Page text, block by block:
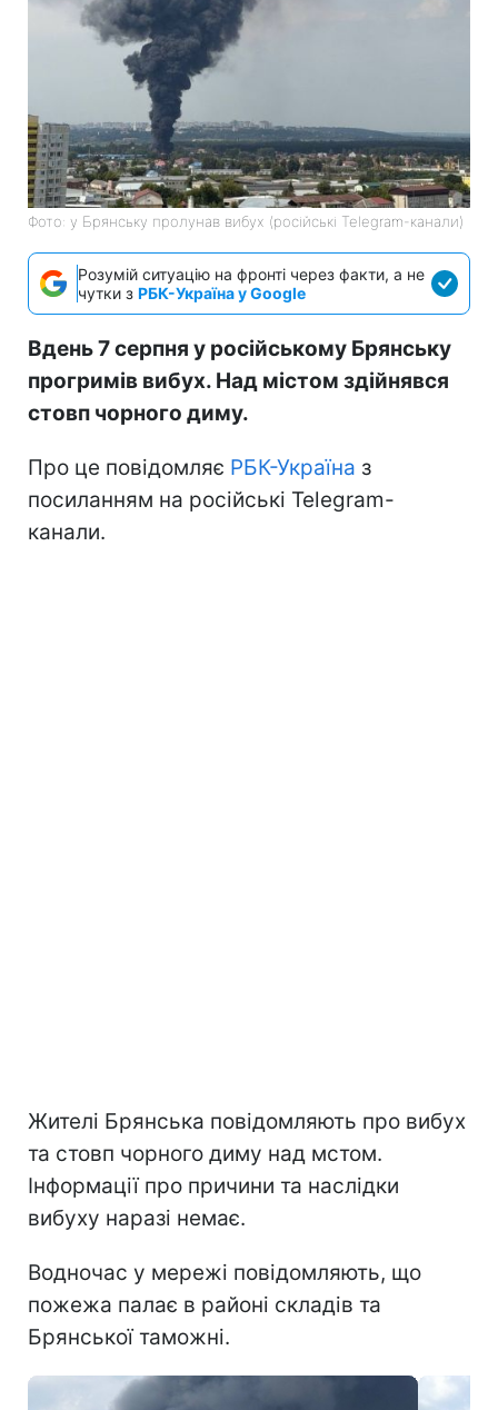
Фото: у Брянську пролунав вибух (російські Telegram-канали)
Розумій ситуацію на фронті через факти, а не
чутки з РБК-Україна у Google
Вдень 7 серпня у російському Брянську
прогримів вибух. Над містом здійнявся
стовп чорного диму.
Про це повідомляє РБК-Україна з
посиланням на російські Telegram-
канали.
Жителі Брянська повідомляють про вибух
та стовп чорного диму над мстом.
Інформації про причини та наслідки
вибуху наразі немає.
Водночас у мережі повідомляють, що
пожежа палає в районі складів та
Брянської таможні.